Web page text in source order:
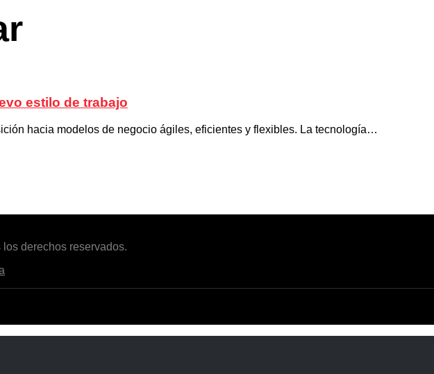
estilo de trabajo
hacia modelos de negocio ágiles, eficientes y flexibles. La tecnología…
derechos reservados.